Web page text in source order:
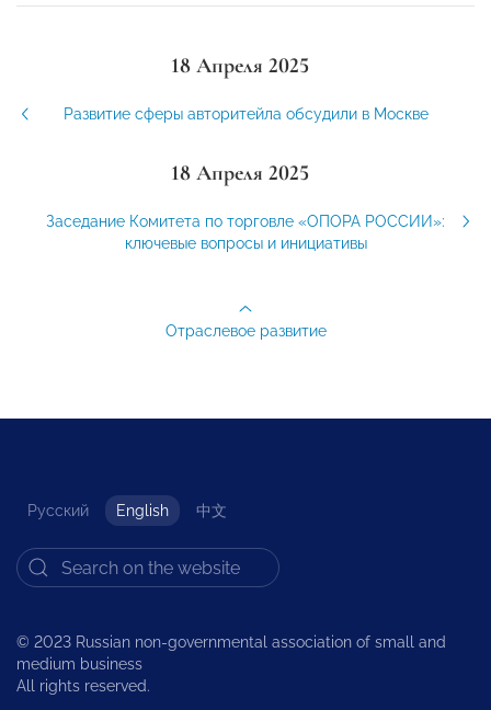
18 Апреля 2025
Развитие сферы авторитейла обсудили в Москве
18 Апреля 2025
Заседание Комитета по торговле «ОПОРА РОССИИ»:
ключевые вопросы и инициативы
Отраслевое развитие
Русский English 中文
© 2023 Russian non-governmental association of small and
medium business
All rights reserved.